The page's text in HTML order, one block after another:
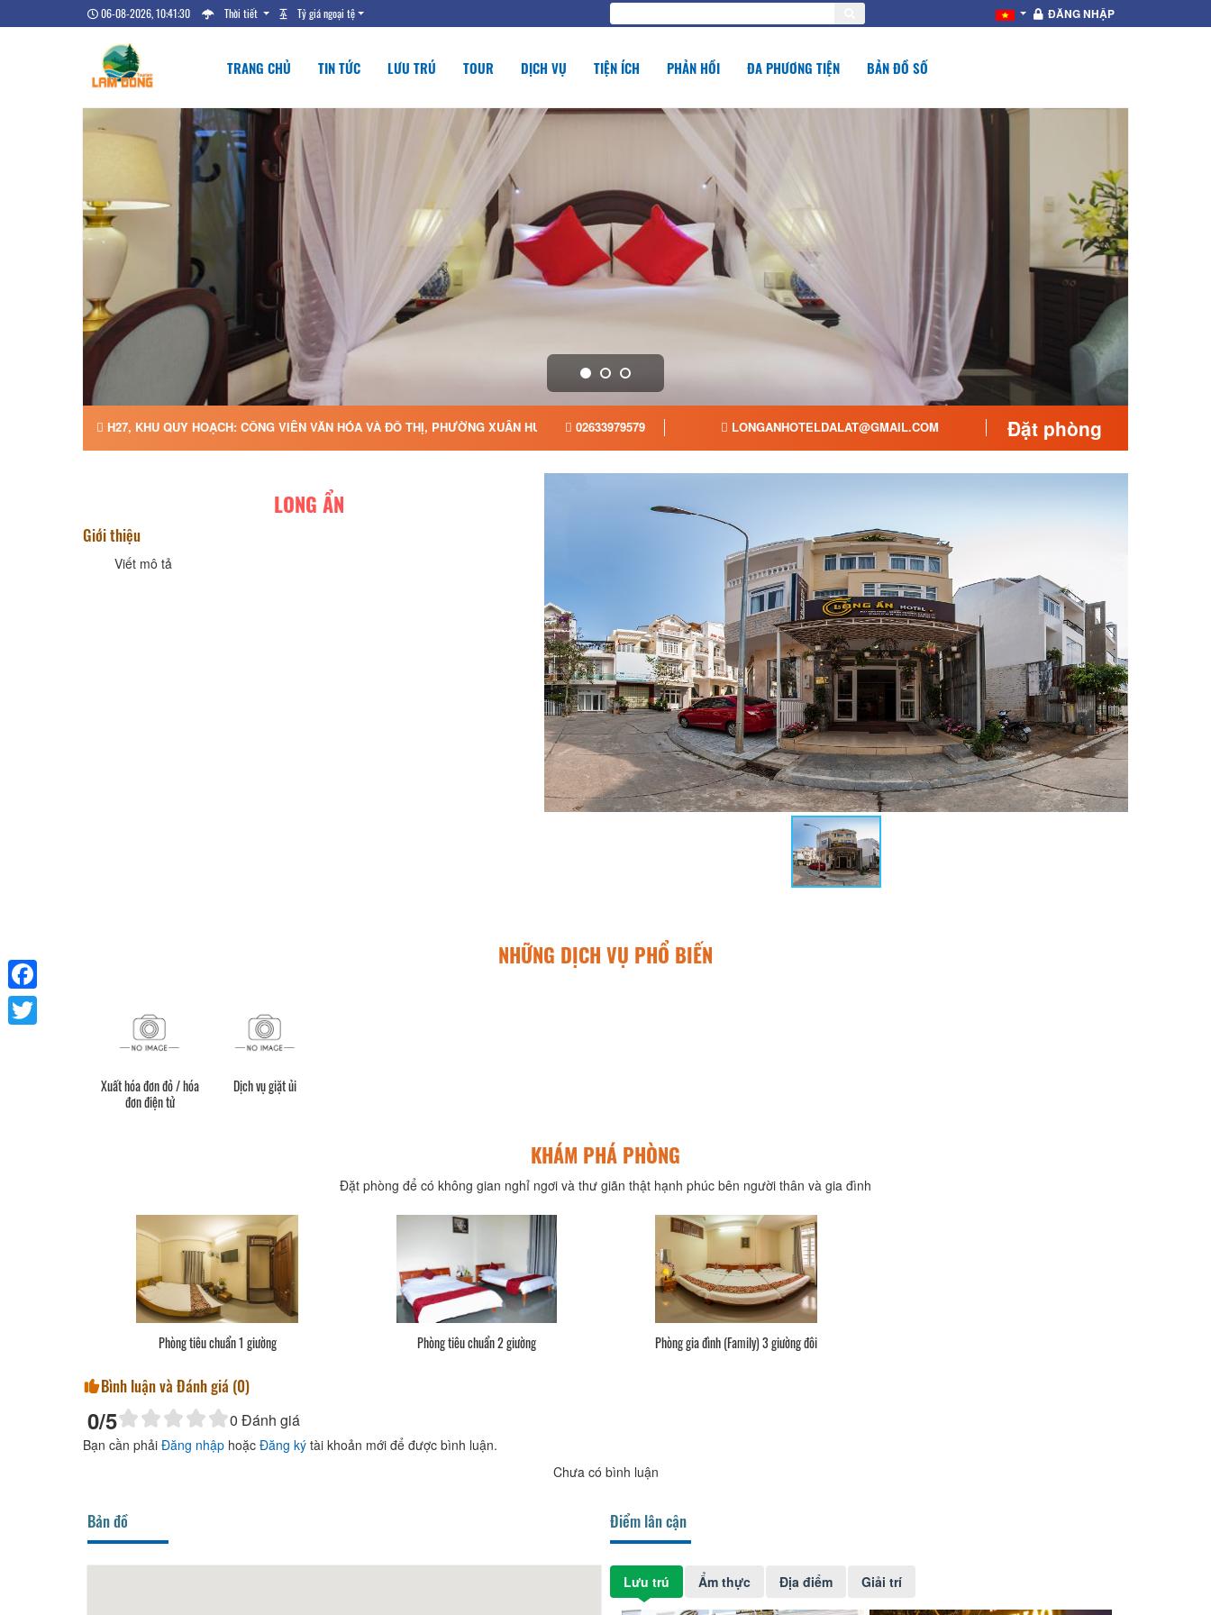
06-08-2026, 10:41:31 Thời tiết Tỷ giá ngoại tệ ĐĂNG NHẬP
TRANG CHỦ TIN TỨC LƯU TRÚ TOUR DỊCH VỤ TIỆN ÍCH PHẢN HỒI ĐA PHƯƠNG TIỆN BẢN ĐỒ SỐ
H27, KHU QUY HOẠCH: CÔNG VIÊN VĂN HÓA VÀ ĐÔ THỊ, PHƯỜNG XUÂN HƯƠNG - ĐÀ LẠT, TỈNH LÂM ĐỒNG
02633979579 LONGANHOTELDALAT@GMAIL.COM Đặt phòng
LONG ẨN
Giới thiệu
Viết mô tả
NHỮNG DỊCH VỤ PHỔ BIẾN
Xuất hóa đơn đỏ / hóa
đơn điện tử
Dịch vụ giặt ủi
KHÁM PHÁ PHÒNG
Đặt phòng để có không gian nghỉ ngơi và thư giãn thật hạnh phúc bên người thân và gia đình
Phòng tiêu chuẩn 1 giường Phòng tiêu chuẩn 2 giường Phòng gia đình (Family) 3 giường đôi
Bình luận và Đánh giá (0)
0/5 0 Đánh giá
Bạn cần phải Đăng nhập hoặc Đăng ký tài khoản mới để được bình luận.
Chưa có bình luận
Bản đồ Điểm lân cận
Lưu trú Ẩm thực Địa điểm Giải trí
Facebook